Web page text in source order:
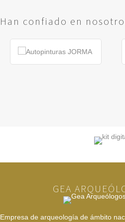
Han confiado en
GEA
Empresa de arqueología de ámbito